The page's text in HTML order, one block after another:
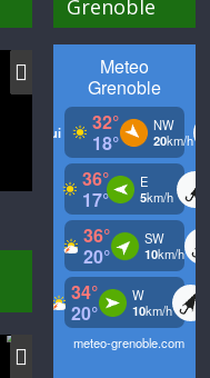
Grenoble